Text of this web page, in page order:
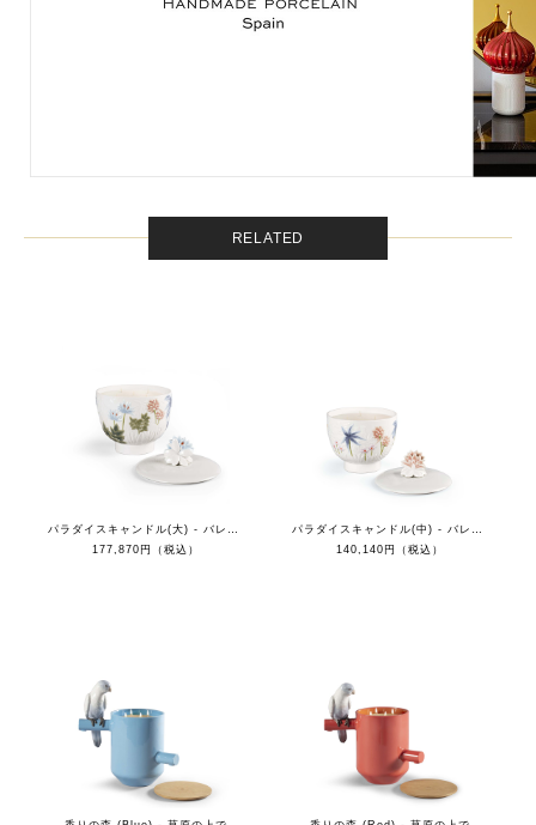
RELATED
パラダイスキャンドル(大) - バレンシアの太陽
177,870円（税込）
パラダイスキャンドル(中) - バレンシアの太陽
140,140円（税込）